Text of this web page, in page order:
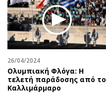
26/04/2024
Ολυμπιακή Φλόγα: Η
τελετή παράδοσης από το
Καλλιμάρμαρο